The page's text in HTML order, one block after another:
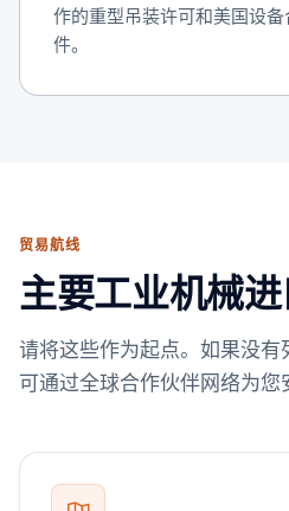
作的重型吊装许可和美国设
件。
贸易航线
主要工业机械
请将这些作为起点。如果没
可通过全球合作伙伴网络为您